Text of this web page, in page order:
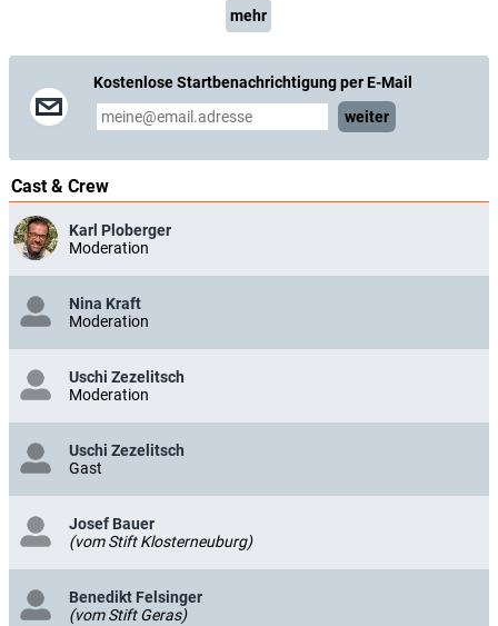
mehr
Kostenlose Startbenachrichtigung per E-Mail
weiter
Cast & Crew
Karl Ploberger
Moderation
Nina Kraft
Moderation
Uschi Zezelitsch
Moderation
Uschi Zezelitsch
Gast
Josef Bauer
(vom Stift Klosterneuburg)
Benedikt Felsinger
(vom Stift Geras)